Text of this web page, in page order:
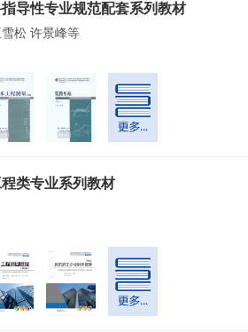
导性专业规范配套系列教材
松 许景峰等
类专业系列教材